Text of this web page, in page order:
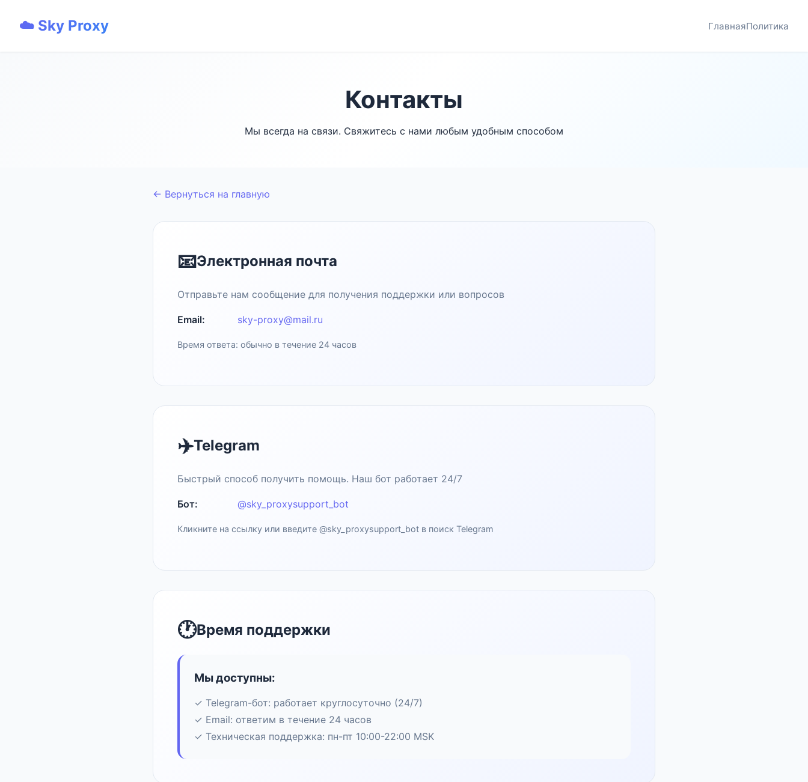
☁️ Sky Proxy ГлавнаяПолитика
Контакты
Мы всегда на связи. Свяжитесь с нами любым удобным способом
← Вернуться на главную
📧Электронная почта
Отправьте нам сообщение для получения поддержки или вопросов
Email: sky-proxy@mail.ru
Время ответа: обычно в течение 24 часов
✈️Telegram
Быстрый способ получить помощь. Наш бот работает 24/7
Бот: @sky_proxysupport_bot
Кликните на ссылку или введите @sky_proxysupport_bot в поиск Telegram
🕐Время поддержки
Мы доступны:
✓ Telegram-бот: работает круглосуточно (24/7)
✓ Email: ответим в течение 24 часов
✓ Техническая поддержка: пн-пт 10:00-22:00 MSK